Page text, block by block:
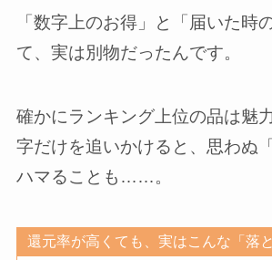
「数字上のお得」と「届いた時
て、実は別物だったんです。
確かにランキング上位の品は魅
字だけを追いかけると、思わぬ
ハマることも……。
還元率が高くても、実はこんな「